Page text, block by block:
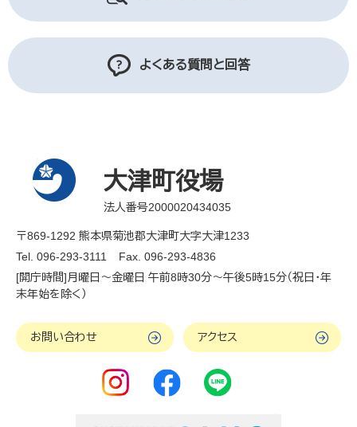
よくある質問と回答
大津町役場
法人番号2000020434035
〒869-1292 熊本県菊池郡大津町大字大津1233
Tel. 096-293-3111
Fax. 096-293-4836
[開庁時間]月曜日～金曜日 午前8時30分～午後5時15分（祝日・年
末年始を除く）
お問い合わせ アクセス